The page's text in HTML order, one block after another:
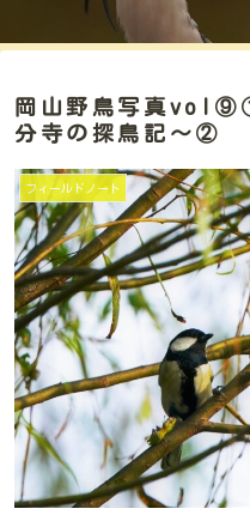
岡山野鳥写真
分寺の探鳥記～②
フィールドノート